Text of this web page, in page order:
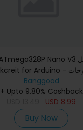
Arduino
Banggood
+ Upto 9.80% Cashback
USD 8.99
Buy Now